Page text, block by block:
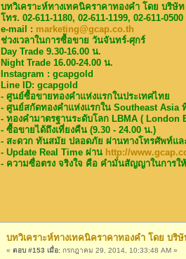
บทวิเคราะห์ทางเทคนิคราคาทองคำ โดย บริษั
โทร. 02-611-1180, 02-611-1199, 02-611-
e-mail : marketing@gcap.co.th
ช่วงเวลาในการซื้อขาย วันจันทร์-ศุกร์
Day Trade 9.30-16.00 น.
Night Trade 16.00-24.00 น.
Instagram : gcapgold
Line ID: gcapgold
- ศูนย์ซื้อขายทองคำแห่งแรกในประเทศไทย
- ศูนย์สกัดทองคำแห่งแรกใน Southeast Asia
- ทองคำมาตรฐานระดับโลก LBMA ( London
- ซื้อขายได้ถึงเที่ยงคืน (9.30 - 24.00 น.)
- สะดวก ทันสมัย ปลอดภัย ผ่านทางโทรศัพท์แล
- Update Real Time ผ่าน http://
- ความซื่อตรง จริงใจ คือ คำมั่นสัญญาในการใ
บทวิเคราะห์ทางเทคนิคราคาทองคำ โดย บริษั
« ตอบ #153 เมื่อ: กรกฎาคม 29, 2014, 10:33:48 AM »